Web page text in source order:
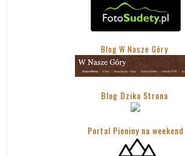
Blog W Nasze Góry
Blog Dzika Strona
Portal Pieniny na weekend